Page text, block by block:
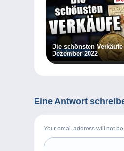
Die schönsten
Dezember 2022
Eine Antwort
Your email address will not